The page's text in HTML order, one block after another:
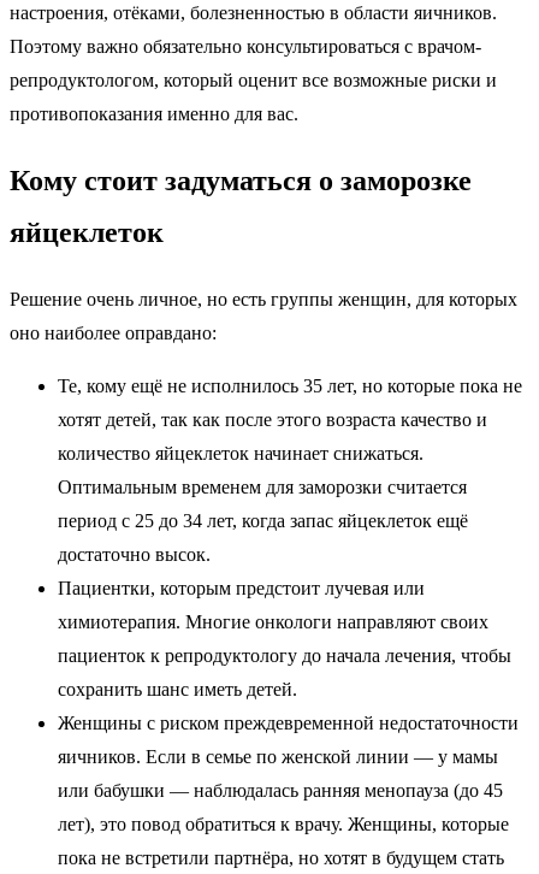
настроения, отёками, болезненностью в области яичников.
Поэтому важно обязательно консультироваться с врачом-
репродуктологом, который оценит все возможные риски и
противопоказания именно для вас.
Кому стоит задуматься о заморозке
яйцеклеток
Решение очень личное, но есть группы женщин, для которых
оно наиболее оправдано:
Те, кому ещё не исполнилось 35 лет, но которые пока не
хотят детей, так как после этого возраста качество и
количество яйцеклеток начинает снижаться.
Оптимальным временем для заморозки считается
период с 25 до 34 лет, когда запас яйцеклеток ещё
достаточно высок.
Пациентки, которым предстоит лучевая или
химиотерапия. Многие онкологи направляют своих
пациенток к репродуктологу до начала лечения, чтобы
сохранить шанс иметь детей.
Женщины с риском преждевременной недостаточности
яичников. Если в семье по женской линии — у мамы
или бабушки — наблюдалась ранняя менопауза (до 45
лет), это повод обратиться к врачу. Женщины, которые
пока не встретили партнёра, но хотят в будущем стать